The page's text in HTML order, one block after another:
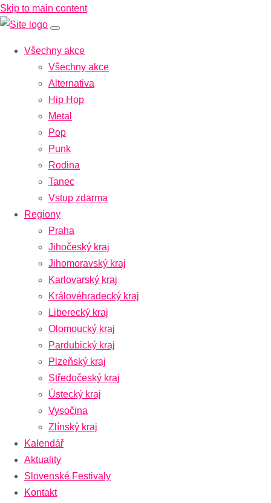
Skip to main content
Všechny akce
Všechny akce
Alternativa
Hip Hop
Metal
Pop
Punk
Rodina
Tanec
Vstup zdarma
Regiony
Praha
Jihočeský kraj
Jihomoravský kraj
Karlovarský kraj
Královéhradecký kraj
Liberecký kraj
Olomoucký kraj
Pardubický kraj
Plzeňský kraj
Středočeský kraj
Ústecký kraj
Vysočina
Zlínský kraj
Kalendář
Aktuality
Slovenské Festivaly
Kontakt